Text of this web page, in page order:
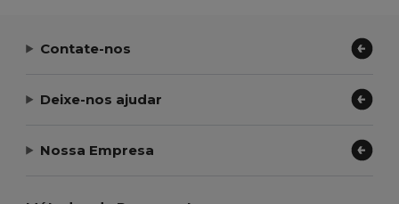
Contate-nos
Deixe-nos ajudar
Nossa Empresa